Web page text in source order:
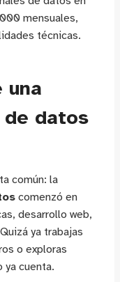
mensuales,
técnicas.
una
de datos
común: la
comenzó en
desarrollo web,
ya trabajas
o exploras
cuenta.